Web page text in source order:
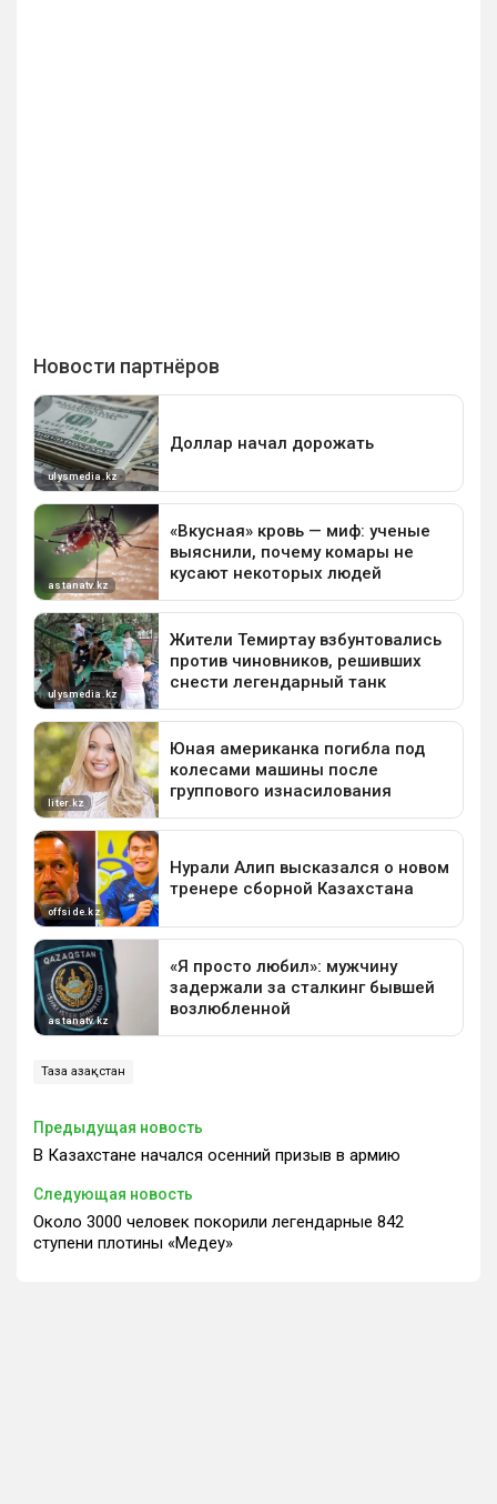
Таза Қазақстан
Предыдущая новость
В Казахстане начался осенний призыв в армию
Следующая новость
Около 3000 человек покорили легендарные 842
ступени плотины «Медеу»